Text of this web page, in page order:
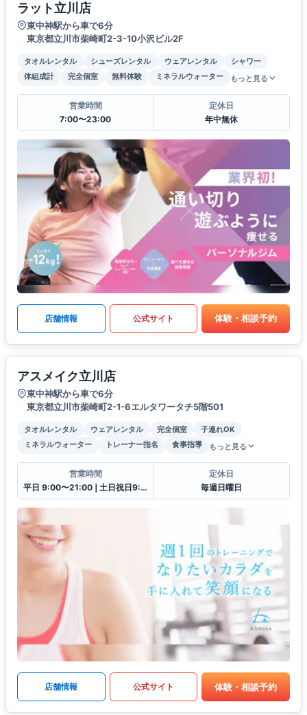
ラット立川店
東中神駅から車で6分
東京都立川市柴崎町2-3-10小沢ビル2F
タオルレンタル シューズレンタル ウェアレンタル
シャワー
体組成計
完全個室 無料体験 ミネラルウォーター もっと見る
営業時間
7:00〜23:00
定休日
年中無休
店舗情報 公式サイト 体験・相談予約
アスメイク立川店
東中神駅から車で6分
東京都立川市柴崎町2-1-6エルタワータチ5階501
タオルレンタル ウェアレンタル 完全個室
子連れOK
ミネラルウォーター
トレーナー指名 食事指導 もっと見る
営業時間
平日 9:00〜21:00❘土日祝日9:00〜18:00
定休日
毎週日曜日
店舗情報 公式サイト 体験・相談予約